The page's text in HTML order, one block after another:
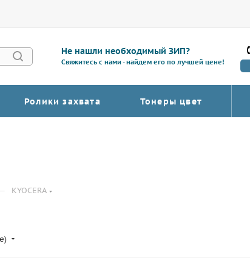
Не нашли необходимый ЗИП?
Свяжитесь с нами - найдем его по лучшей цене!
Ролики захвата Тонеры цвет
KYOCERA